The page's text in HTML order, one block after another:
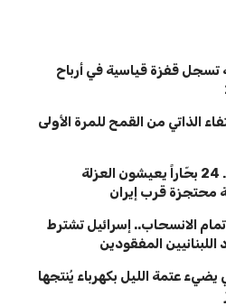
تسجل قفزة قياسية في أرباح
الذاتي من القمح للمرة الأولى
أسرى هرمز المنسيون… 24 بحّاراً يعيشون العزلة
محتجزة قرب إيران
الانسحاب.. إسرائيل تشترط
المفقودين
يضيء عتمة الليل بكهرباء يُنتجها